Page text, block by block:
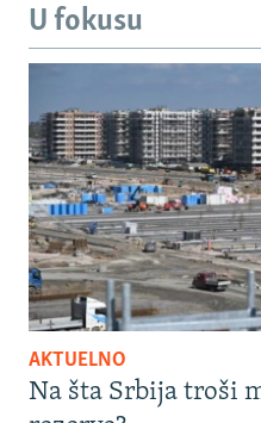
U fokusu
AKTUELNO
Na šta Srbija troši